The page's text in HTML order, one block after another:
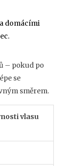
domácími
– pokud po
se
směrem.
vlasu